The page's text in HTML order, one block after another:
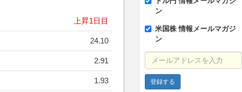
上昇1日目
24.10
2.91
1.93
ン
米国株 情報メールマガジ
ン
メールアドレスを入力